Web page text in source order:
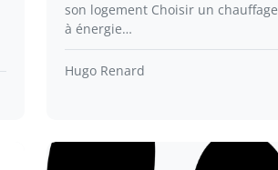
son logement Choisir un chauffage
à énergie…
Hugo Renard